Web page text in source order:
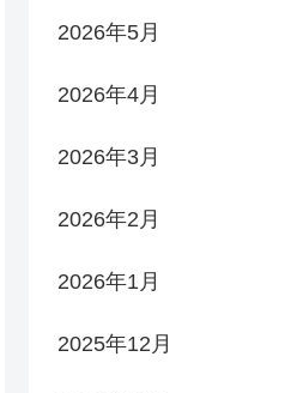
2026年5月
2026年4月
2026年3月
2026年2月
2026年1月
2025年12月